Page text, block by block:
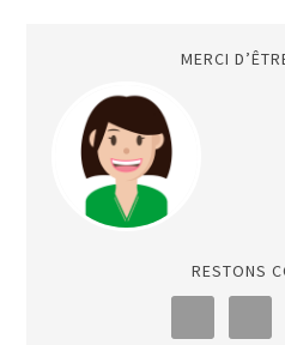
MERCI
RESTONS